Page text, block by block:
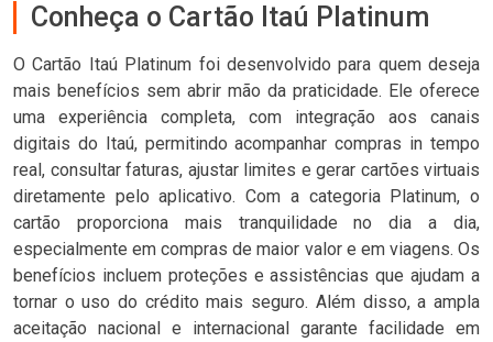
Conheça o Cartão Itaú Platinum
O Cartão Itaú Platinum foi desenvolvido para quem deseja
mais benefícios sem abrir mão da praticidade. Ele oferece
uma experiência completa, com integração aos canais
digitais do Itaú, permitindo acompanhar compras in tempo
real, consultar faturas, ajustar limites e gerar cartões virtuais
diretamente pelo aplicativo. Com a categoria Platinum, o
cartão proporciona mais tranquilidade no dia a dia,
especialmente em compras de maior valor e em viagens. Os
benefícios incluem proteções e assistências que ajudam a
tornar o uso do crédito mais seguro. Além disso, a ampla
aceitação nacional e internacional garante facilidade em